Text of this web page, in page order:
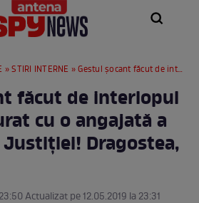
»STIRI INTERNE » Gestul şocant făcut de interlopul care s-a însurat cu o angajată a Ministerului Justiţiei! Dragostea, bat-o vina!
făcut de interlopul
cu o angajată a
Dragostea,
Actualizat pe 12.05.2019 la 23:31